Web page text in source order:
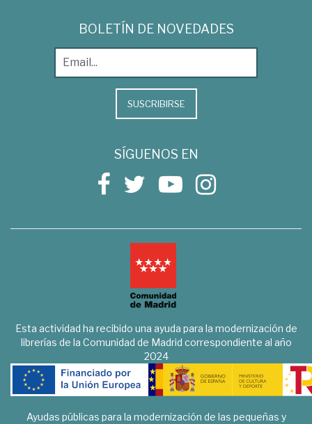
BOLETÍN DE NOVEDADES
SUSCRIBIRSE
SÍGUENOS EN
Esta actividad ha recibido una ayuda para la modernización de
librerías de la Comunidad de Madrid correspondiente al año
2024
Ayudas públicas para la modernización de las pequeñas y